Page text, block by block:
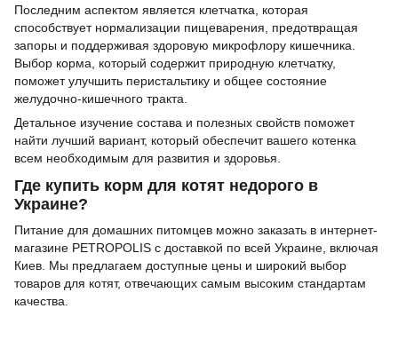
Последним аспектом является клетчатка, которая
способствует нормализации пищеварения, предотвращая
запоры и поддерживая здоровую микрофлору кишечника.
Выбор корма, который содержит природную клетчатку,
поможет улучшить перистальтику и общее состояние
желудочно-кишечного тракта.
Детальное изучение состава и полезных свойств поможет
найти лучший вариант, который обеспечит вашего котенка
всем необходимым для развития и здоровья.
Где купить корм для котят недорого в
Украине?
Питание для домашних питомцев можно заказать в интернет-
магазине PETROPOLIS с доставкой по всей Украине, включая
Киев. Мы предлагаем доступные цены и широкий выбор
товаров для котят, отвечающих самым высоким стандартам
качества.